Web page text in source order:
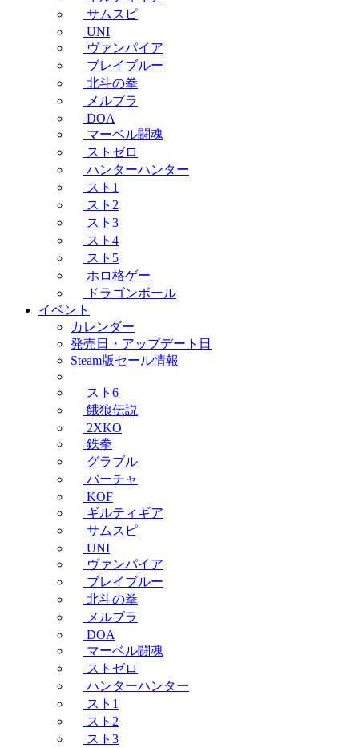
サムスピ
UNI
ヴァンパイア
ブレイブルー
北斗の拳
メルブラ
DOA
マーベル闘魂
ストゼロ
ハンターハンター
スト1
スト2
スト3
スト4
スト5
ホロ格ゲー
ドラゴンボール
イベント
カレンダー
発売日・アップデート日
Steam版セール情報
スト6
餓狼伝説
2XKO
鉄拳
グラブル
バーチャ
KOF
ギルティギア
サムスピ
UNI
ヴァンパイア
ブレイブルー
北斗の拳
メルブラ
DOA
マーベル闘魂
ストゼロ
ハンターハンター
スト1
スト2
スト3